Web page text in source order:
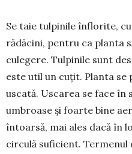
Se taie tulpinile înflorite,
rădăcini, pentru ca planta
culegere. Tulpinile sunt
este util un cuţit. Planta se
uscată. Uscarea se face
umbroase şi foarte bine
întoarsă, mai ales dacă în
circulă suficient. Terme­nul